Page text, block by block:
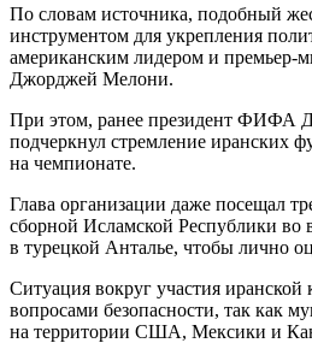
По словам источника, подобный
инструментом для укрепления
американским лидером и премьер-
Джорджей Мелони.
При этом, ранее президент ФИФА
подчеркнул стремление иранских
на чемпионате.
Глава организации даже посещал
сборной Исламской Республики во
в турецкой Анталье, чтобы лично
Ситуация вокруг участия иранской
вопросами безопасности, так как
на территории США, Мексики и